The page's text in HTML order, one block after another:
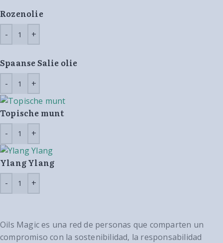
Rozenolie
Spaanse Salie olie
Topische munt
Ylang Ylang
Oils Magic es una red de personas que comparten un
compromiso con la sostenibilidad, la responsabilidad